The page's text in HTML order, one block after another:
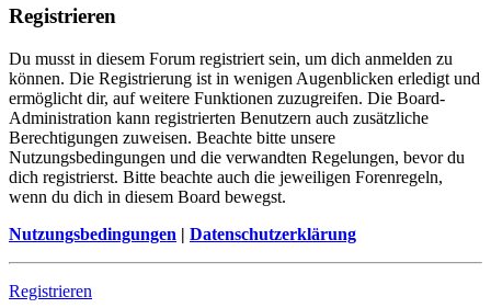
Registrieren
Du musst in diesem Forum registriert sein, um dich anmelden zu
können. Die Registrierung ist in wenigen Augenblicken erledigt und
ermöglicht dir, auf weitere Funktionen zuzugreifen. Die Board-
Administration kann registrierten Benutzern auch zusätzliche
Berechtigungen zuweisen. Beachte bitte unsere
Nutzungsbedingungen und die verwandten Regelungen, bevor du
dich registrierst. Bitte beachte auch die jeweiligen Forenregeln,
wenn du dich in diesem Board bewegst.
Nutzungsbedingungen | Datenschutzerklärung
Registrieren